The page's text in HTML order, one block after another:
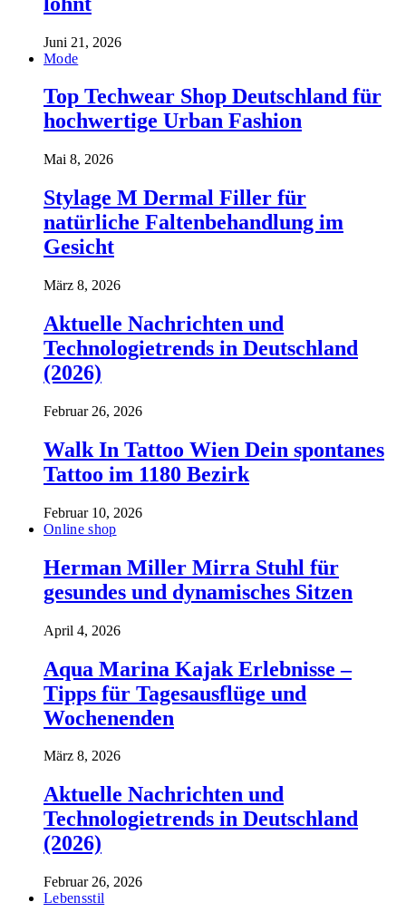
Juni 21, 2026
Mode
Top Techwear Shop Deutschland für
hochwertige Urban Fashion
Mai 8, 2026
Stylage M Dermal Filler für
natürliche Faltenbehandlung im
Gesicht
März 8, 2026
Aktuelle Nachrichten und
Technologietrends in Deutschland
(2026)
Februar 26, 2026
Walk In Tattoo Wien Dein spontanes
Tattoo im 1180 Bezirk
Februar 10, 2026
Online shop
Herman Miller Mirra Stuhl für
gesundes und dynamisches Sitzen
April 4, 2026
Aqua Marina Kajak Erlebnisse –
Tipps für Tagesausflüge und
Wochenenden
März 8, 2026
Aktuelle Nachrichten und
Technologietrends in Deutschland
(2026)
Februar 26, 2026
Lebensstil